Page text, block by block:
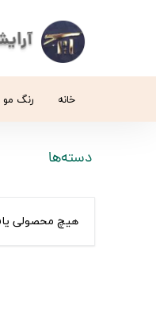
خانه رنگ مو
دسته‌ها
هیچ محصولی